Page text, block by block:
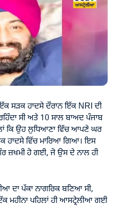
ਸੜਕ ਹਾਦਸੇ ਦੌਰਾਨ ਇੱਕ NRI ਦੀ
ਸੀ ਅਤੇ 10 ਸਾਲ ਬਾਅਦ ਪੰਜਾਬ
ਕਿ ਉਹ ਲੁਧਿਆਣਾ ਵਿੱਚ ਆਪਣੇ ਘਰ
ਹਾਦਸੇ ਵਿੱਚ ਮਾਰਿਆ ਗਿਆ। ਇਸ
ਕੌਰ ਜ਼ਖਮੀ ਹੋ ਗਈ, ਜੋ ਉਸ ਦੇ ਨਾਲ ਹੀ
ਦਾ ਪੱਕਾ ਨਾਗਰਿਕ ਬਣਿਆ ਸੀ,
ਮਹੀਨਾ ਪਹਿਲਾਂ ਹੀ ਆਸਟ੍ਰੇਲੀਆ ਗਈ